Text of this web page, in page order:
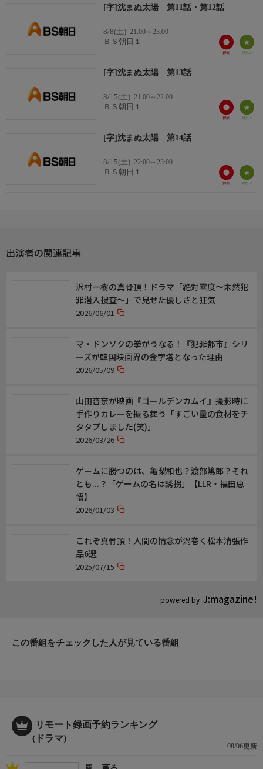
上川隆也、長塚京三、夏川結衣、長谷川京子、板尾創路、石丸幹
二、高嶋政伸、陣内孝則、佐野史郎、升毅、平田満、麻生祐未、
若村麻由美、平幹二朗、橋爪功、國村隼、渡部篤郎 (他)
<番組ホームページはこちら!>
https://www.bs-asahi.co.jp/drama/
https://www.bs-asahi.co.jp/shizumanu-taiyo/
WOWOW、角川大映スタジオ
[字]沈まぬ太陽 第11話・第12話
8/8(土) 21:00～23:00
ＢＳ朝日１
[字]沈まぬ太陽 第13話
8/15(土) 21:00～22:00
ＢＳ朝日１
[字]沈まぬ太陽 第14話
8/15(土) 22:00～23:00
ＢＳ朝日１
出演者の関連記事
powered by J:magazine!
沢村一樹の真骨頂！ドラマ「絶対零度〜未然犯
罪潜入捜査〜」で見せた優しさと狂気
2026/06/01
マ・ドンソクの拳がうなる！『犯罪都市』シリ
ーズが韓国映画界の金字塔となった理由
2026/05/09
山田杏奈が映画『ゴールデンカムイ』撮影時に
手作りカレーを振る舞う「すごい量の食材をチ
タタプしました(笑)」
2026/03/26
ゲームに勝つのは、亀梨和也？渡部篤郎？それ
とも...？「ゲームの名は誘拐」【LLR・福田恵
悟】
2026/01/03
これぞ真骨頂！人間の情念が渦巻く松本清張作
品6選
2025/07/15
この番組をチェックした人が見ている番組
リモート録画予約ランキング
(ドラマ)
08/06更新